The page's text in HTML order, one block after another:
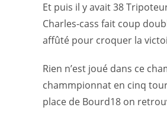
Et puis il y avait 38
Charles-cass fait coup
affûté pour croquer la
Rien n’est joué dans ce
chammpionnat en cinq
place de Bourd18 on